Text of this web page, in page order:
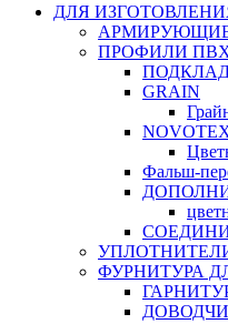
ДЛЯ
ПРОФИЛИ
GRAIN
Фальш-
ФУРНИТУРА